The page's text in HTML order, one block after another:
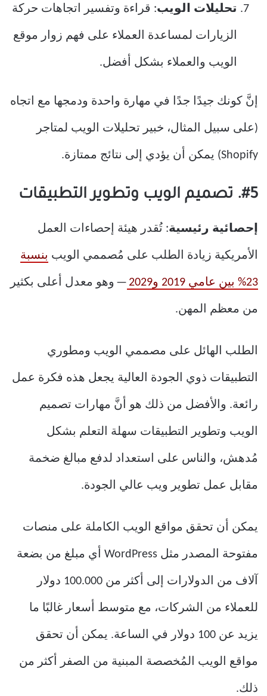
تحليلات الويب: قراءة وتفسير اتجاهات حركة
الزيارات لمساعدة العملاء على فهم زوار موقع
الويب والعملاء بشكل أفضل.
إنَّ كونك جيدًا جدًا في مهارة واحدة ودمجها مع اتجاه
(على سبيل المثال، خبير تحليلات الويب لمتاجر
Shopify) يمكن أن يؤدي إلى نتائج ممتازة.
#5. تصميم الويب وتطوير التطبيقات
إحصائية رئيسية: تُقدر هيئة إحصاءات العمل
الأمريكية زيادة الطلب على مُصممي الويب بنسبة
23% بين عامي 2019 و2029 — وهو معدل أعلى بكثير
من معظم المهن.
الطلب الهائل على مصممي الويب ومطوري
التطبيقات ذوي الجودة العالية يجعل هذه فكرة عمل
رائعة. والأفضل من ذلك هو أنَّ مهارات تصميم
الويب وتطوير التطبيقات سهلة التعلم بشكل
مُدهش، والناس على استعداد لدفع مبالغ ضخمة
مقابل عمل تطوير ويب عالي الجودة.
يمكن أن تحقق مواقع الويب الكاملة على منصات
مفتوحة المصدر مثل WordPress أي مبلغ من بضعة
آلاف من الدولارات إلى أكثر من 100.000 دولار
للعملاء من الشركات، مع متوسط ​​أسعار غالبًا ما
يزيد عن 100 دولار في الساعة. يمكن أن تحقق
مواقع الويب المُخصصة المبنية من الصفر أكثر من
ذلك.